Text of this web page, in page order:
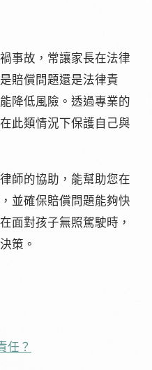
事故，常讓家長在法律
賠償問題還是法律責
降低風險。透過專業的
此類情況下保護自己與
師的協助，能幫助您在
並確保賠償問題能夠快
面對孩子無照駕駛時，
策。
任？